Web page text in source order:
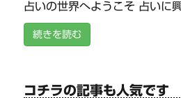
占いの世界へようこそ 占いに
続きを読む
コチラの記事も人気です